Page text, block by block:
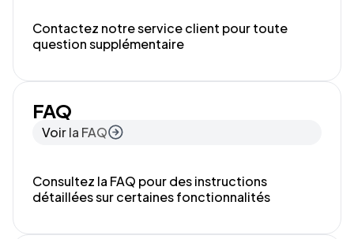
Contactez notre service client pour toute
question supplémentaire
FAQ
Voir la FAQ
Consultez la FAQ pour des instructions
détaillées sur certaines fonctionnalités